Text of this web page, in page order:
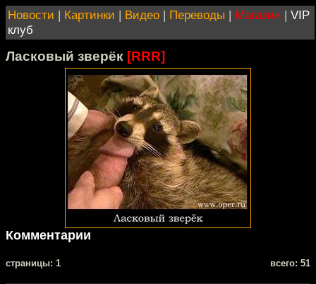
Новости | Картинки | Видео | Переводы | Магазин | VIP
клуб
Ласковый зверёк [RRR]
Комментарии
cтраницы: 1 всего: 51